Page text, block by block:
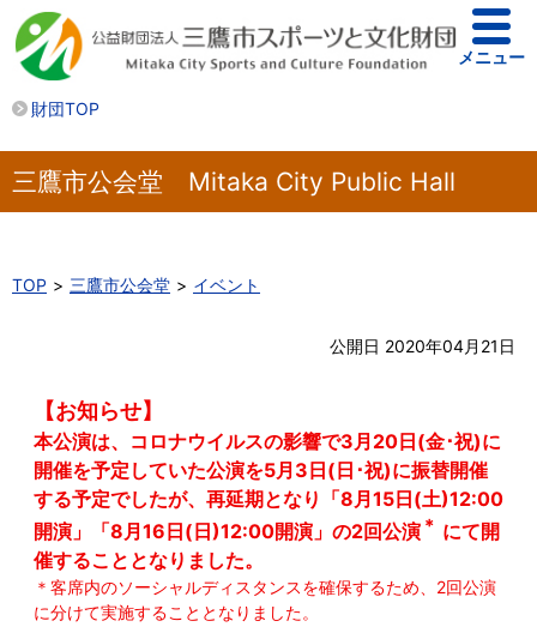
財団TOP
メニュー
三鷹市公会堂 Mitaka City Public Hall
TOP 三鷹市公会堂 イベント
公開日 2020年04月21日
【お知らせ】
本公演は、コロナウイルスの影響で3月20日(金･祝)に
開催を予定していた公演を5月3日(日･祝)に振替開催
する予定でしたが、再延期となり「8月15日(土)12:00
開演」「8月16日(日)12:00開演」の2回公演 ＊ にて開
催することとなりました。
＊客席内のソーシャルディスタンスを確保するため、2回公演
に分けて実施することとなりました。